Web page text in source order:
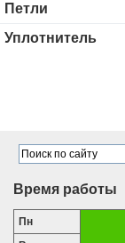
Петли
Уплотнитель
Время работы
Пн